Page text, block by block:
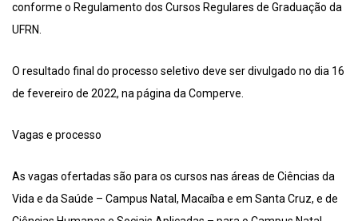
conforme o Regulamento dos Cursos Regulares de Graduação da
UFRN.
O resultado final do processo seletivo deve ser divulgado no dia 16
de fevereiro de 2022, na página da Comperve.
Vagas e processo
As vagas ofertadas são para os cursos nas áreas de Ciências da
Vida e da Saúde – Campus Natal, Macaíba e em Santa Cruz, e de